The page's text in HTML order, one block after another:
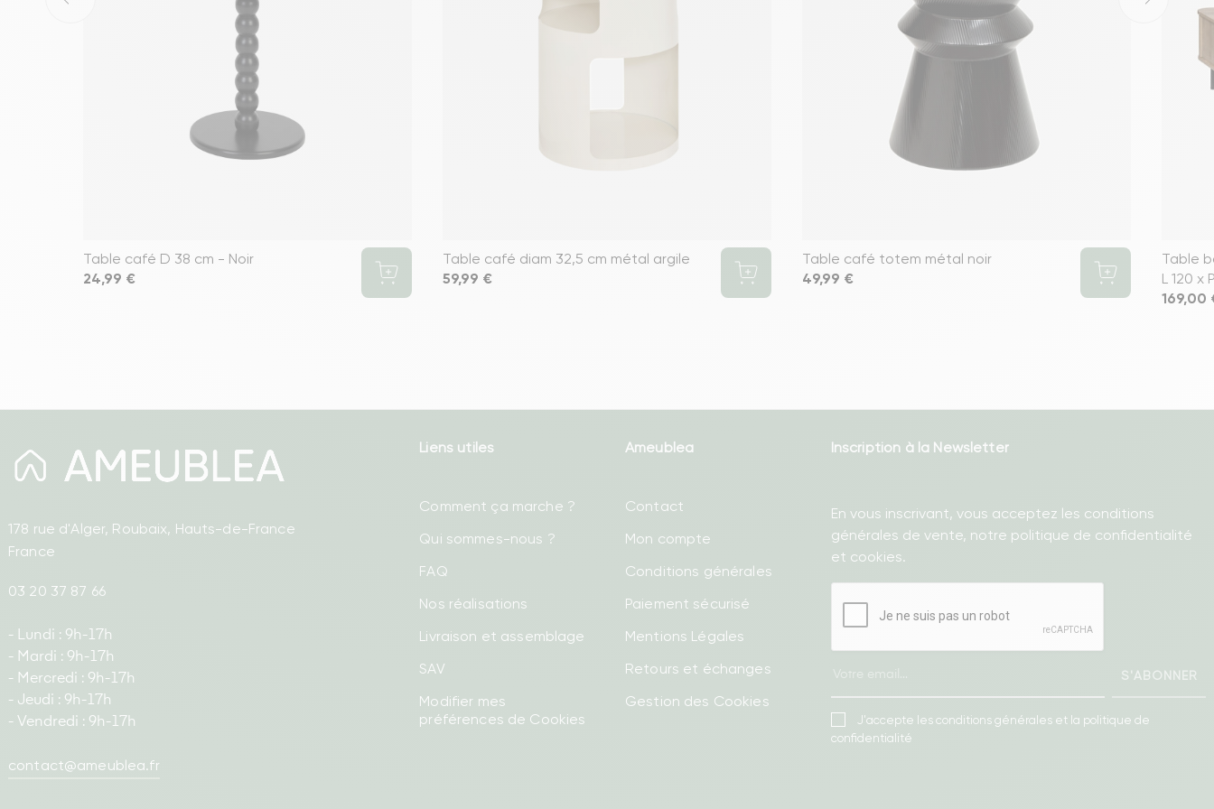
Table café D 38 cm - Noir
Prix
24,99 €
Table café diam 32,5 cm métal argile
Prix
59,99 €
Table café totem métal noir
Prix
49,99 €
Table
L 120 x
Prix
169,00
178 rue d'Alger, Roubaix, Hauts-de-France
France
03 20 37 87 66
- Lundi : 9h-17h
- Mardi : 9h-17h
- Mercredi : 9h-17h
- Jeudi : 9h-17h
- Vendredi : 9h-17h
contact@ameublea.fr
Liens utiles
Comment ça marche ?
Qui sommes-nous ?
FAQ
Nos réalisations
Livraison et assemblage
SAV
Modifier mes
préférences de Cookies
Ameublea
Contact
Mon compte
Conditions générales
Paiement sécurisé
Mentions Légales
Retours et échanges
Gestion des Cookies
Inscription à la Newsletter
En vous inscrivant, vous acceptez les conditions
générales de vente, notre politique de confidentialité
et cookies.
S'ABONNER
J'accepte les conditions générales et la politique de
confidentialité